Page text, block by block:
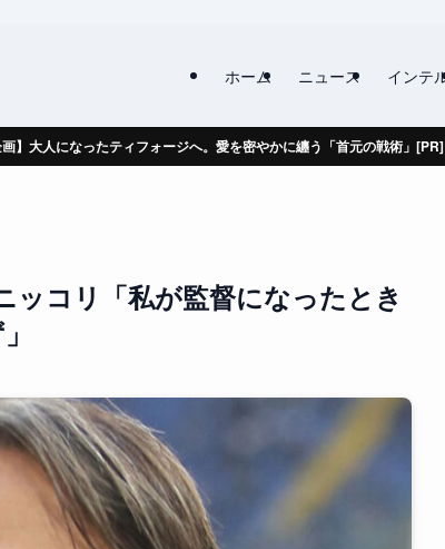
ホーム ニュース インテ
画】大人になったティフォージへ。愛を密やかに纏う「首元の戦術」[PR]
ッコリ「私が監督になったとき